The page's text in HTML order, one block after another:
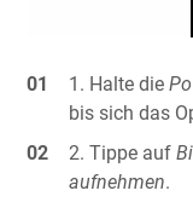
Halte die
bis sich das
Tippe auf
aufnehmen.